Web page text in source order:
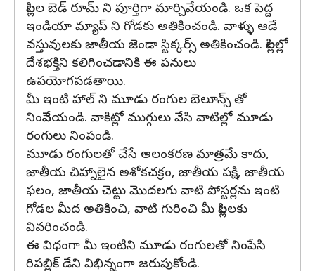
పిల్లల బెడ్ రూమ్ ని పూర్తిగా మార్చివేయండి. ఒక పెద్ద
ఇండియా మ్యాప్ ని గోడకు అతికించండి. వాళ్ళు ఆడే
వస్తువులకు జాతీయ జెండా స్టిక్కర్స్ అతికించండి. పిల్లల్లో
దేశభక్తిని కలిగించడానికి ఈ పనులు
ఉపయోగపడతాయి.
మీ ఇంటి హాల్ ని మూడు రంగుల బెలూన్స్ తో
నింపివేయండి. వాకిట్లో ముగ్గులు వేసి వాటిల్లో మూడు
రంగులు నింపండి.
మూడు రంగులతో చేసే అలంకరణ మాత్రమే కాదు,
జాతీయ చిహ్నాలైన అశోకచక్రం, జాతీయ పక్షి, జాతీయ
ఫలం, జాతీయ చెట్టు మొదలగు వాటి పోస్టర్లను ఇంటి
గోడల మీద అతికించి, వాటి గురించి మీ పిల్లలకు
వివరించండి.
ఈ విధంగా మీ ఇంటిని మూడు రంగులతో నింపేసి
రిపబ్లిక్ డేని విభిన్నంగా జరుపుకోండి.